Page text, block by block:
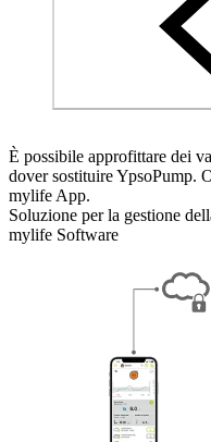
È possibile approfittare dei
dover sostituire YpsoPump.
mylife App.
Soluzione per la gestione
mylife Software